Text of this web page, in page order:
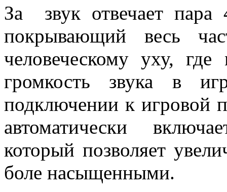
За звук отвечает пара
покрывающий весь
человеческому уху, где
громкость звука в
подключении к игровой
автоматически
который позволяет
боле насыщенными.